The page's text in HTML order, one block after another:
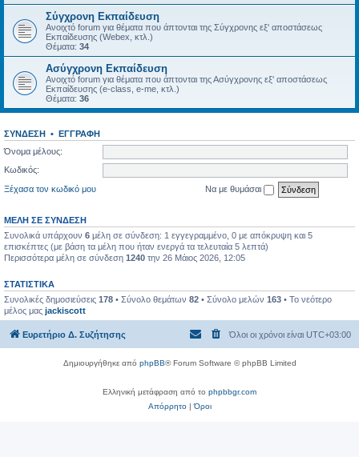
Σύγχρονη Εκπαίδευση
Ανοιχτό forum για θέματα που άπτονται της Σύγχρονης εξ' αποστάσεως
Εκπαίδευσης (Webex, κτλ.)
Θέματα: 34
Ασύγχρονη Εκπαίδευση
Ανοιχτό forum για θέματα που άπτονται της Ασύγχρονης εξ' αποστάσεως
Εκπαίδευσης (e-class, e-me, κτλ.)
Θέματα: 36
ΣΎΝΔΕΣΗ • ΕΓΓΡΑΦΉ
Όνομα μέλους:
Κωδικός:
Ξέχασα τον κωδικό μου
Να με θυμάσαι
ΜΈΛΗ ΣΕ ΣΎΝΔΕΣΗ
Συνολικά υπάρχουν 6 μέλη σε σύνδεση: 1 εγγεγραμμένο, 0 με απόκρυψη και 5
επισκέπτες (με βάση τα μέλη που ήταν ενεργά τα τελευταία 5 λεπτά)
Περισσότερα μέλη σε σύνδεση 1240 την 26 Μάιος 2026, 12:05
ΣΤΑΤΙΣΤΙΚΆ
Συνολικές δημοσιεύσεις 178 • Σύνολο θεμάτων 82 • Σύνολο μελών 163 • Το νεότερο
μέλος μας jackiscott
Ευρετήριο Δ. Συζήτησης Όλοι οι χρόνοι είναι UTC+03:00
Δημιουργήθηκε από phpBB® Forum Software © phpBB Limited
Ελληνική μετάφραση από το phpbbgr.com
Απόρρητο|Όροι